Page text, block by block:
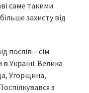
саме такими
захисту від
послів – сім
Україні. Велика
Угорщина,
з